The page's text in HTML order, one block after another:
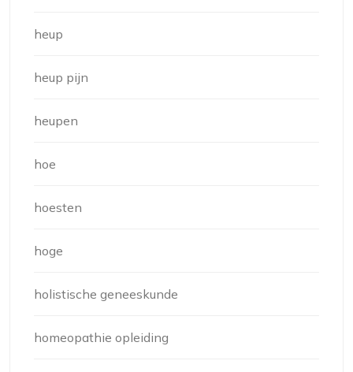
heup
heup pijn
heupen
hoe
hoesten
hoge
holistische geneeskunde
homeopathie opleiding